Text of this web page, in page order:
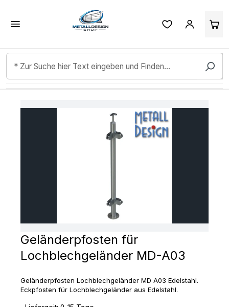
Zum Hauptinhalt springen
Bildergalerie überspringen
Geländerpfosten für
Lochblechgeländer MD-A03
Geländerpfosten Lochblechgeländer MD A03 Edelstahl.
Eckpfosten für Lochblechgeländer aus Edelstahl.